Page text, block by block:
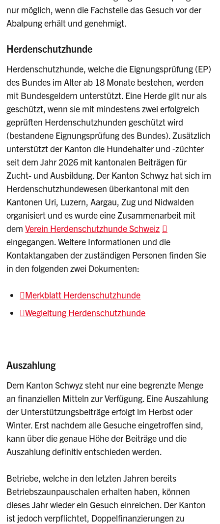
nur möglich, wenn die Fachstelle das Gesuch vor der
Abalpung erhält und genehmigt.
Herdenschutzhunde
Herdenschutzhunde, welche die Eignungsprüfung (EP)
des Bundes im Alter ab 18 Monate bestehen, werden
mit Bundesgeldern unterstützt. Eine Herde gilt nur als
geschützt, wenn sie mit mindestens zwei erfolgreich
geprüften Herdenschutzhunden geschützt wird
(bestandene Eignungsprüfung des Bundes). Zusätzlich
unterstützt der Kanton die Hundehalter und -züchter
seit dem Jahr 2026 mit kantonalen Beiträgen für
Zucht- und Ausbildung. Der Kanton Schwyz hat sich im
Herdenschutzhundewesen überkantonal mit den
Kantonen Uri, Luzern, Aargau, Zug und Nidwalden
organisiert und es wurde eine Zusammenarbeit mit
demVerein Herdenschutzhunde Schweiz
eingegangen. Weitere Informationen und die
Kontaktangaben der zuständigen Personen finden Sie
in den folgenden zwei Dokumenten:
Merkblatt Herdenschutzhunde
Wegleitung Herdenschutzhunde
Auszahlung
Dem Kanton Schwyz steht nur eine begrenzte Menge
an finanziellen Mitteln zur Verfügung. Eine Auszahlung
der Unterstützungsbeiträge erfolgt im Herbst oder
Winter. Erst nachdem alle Gesuche eingetroffen sind,
kann über die genaue Höhe der Beiträge und die
Auszahlung definitiv entschieden werden.
Betriebe, welche in den letzten Jahren bereits
Betriebszaunpauschalen erhalten haben, können
dieses Jahr wieder ein Gesuch einreichen. Der Kanton
ist jedoch verpflichtet, Doppelfinanzierungen zu